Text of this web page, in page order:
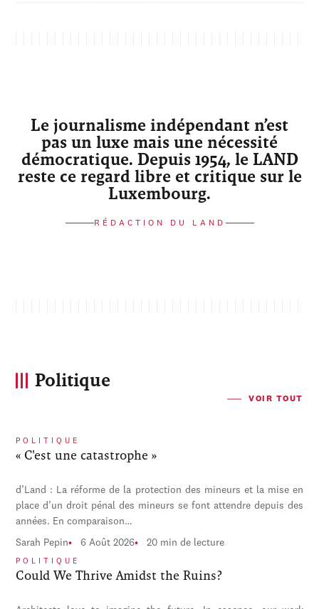
Le journalisme indépendant n’est
pas un luxe mais une nécessité
démocratique. Depuis 1954, le LAND
reste ce regard libre et critique sur le
Luxembourg.
RÉDACTION DU LAND
Politique
VOIR TOUT
POLITIQUE
« C'est une catastrophe »
d’Land : La réforme de la protection des mineurs et la mise en
place d’un droit pénal des mineurs se font attendre depuis des
années. En comparaison…
Sarah Pepin 6 Août 2026 20 min de lecture
POLITIQUE
Could We Thrive Amidst the Ruins?